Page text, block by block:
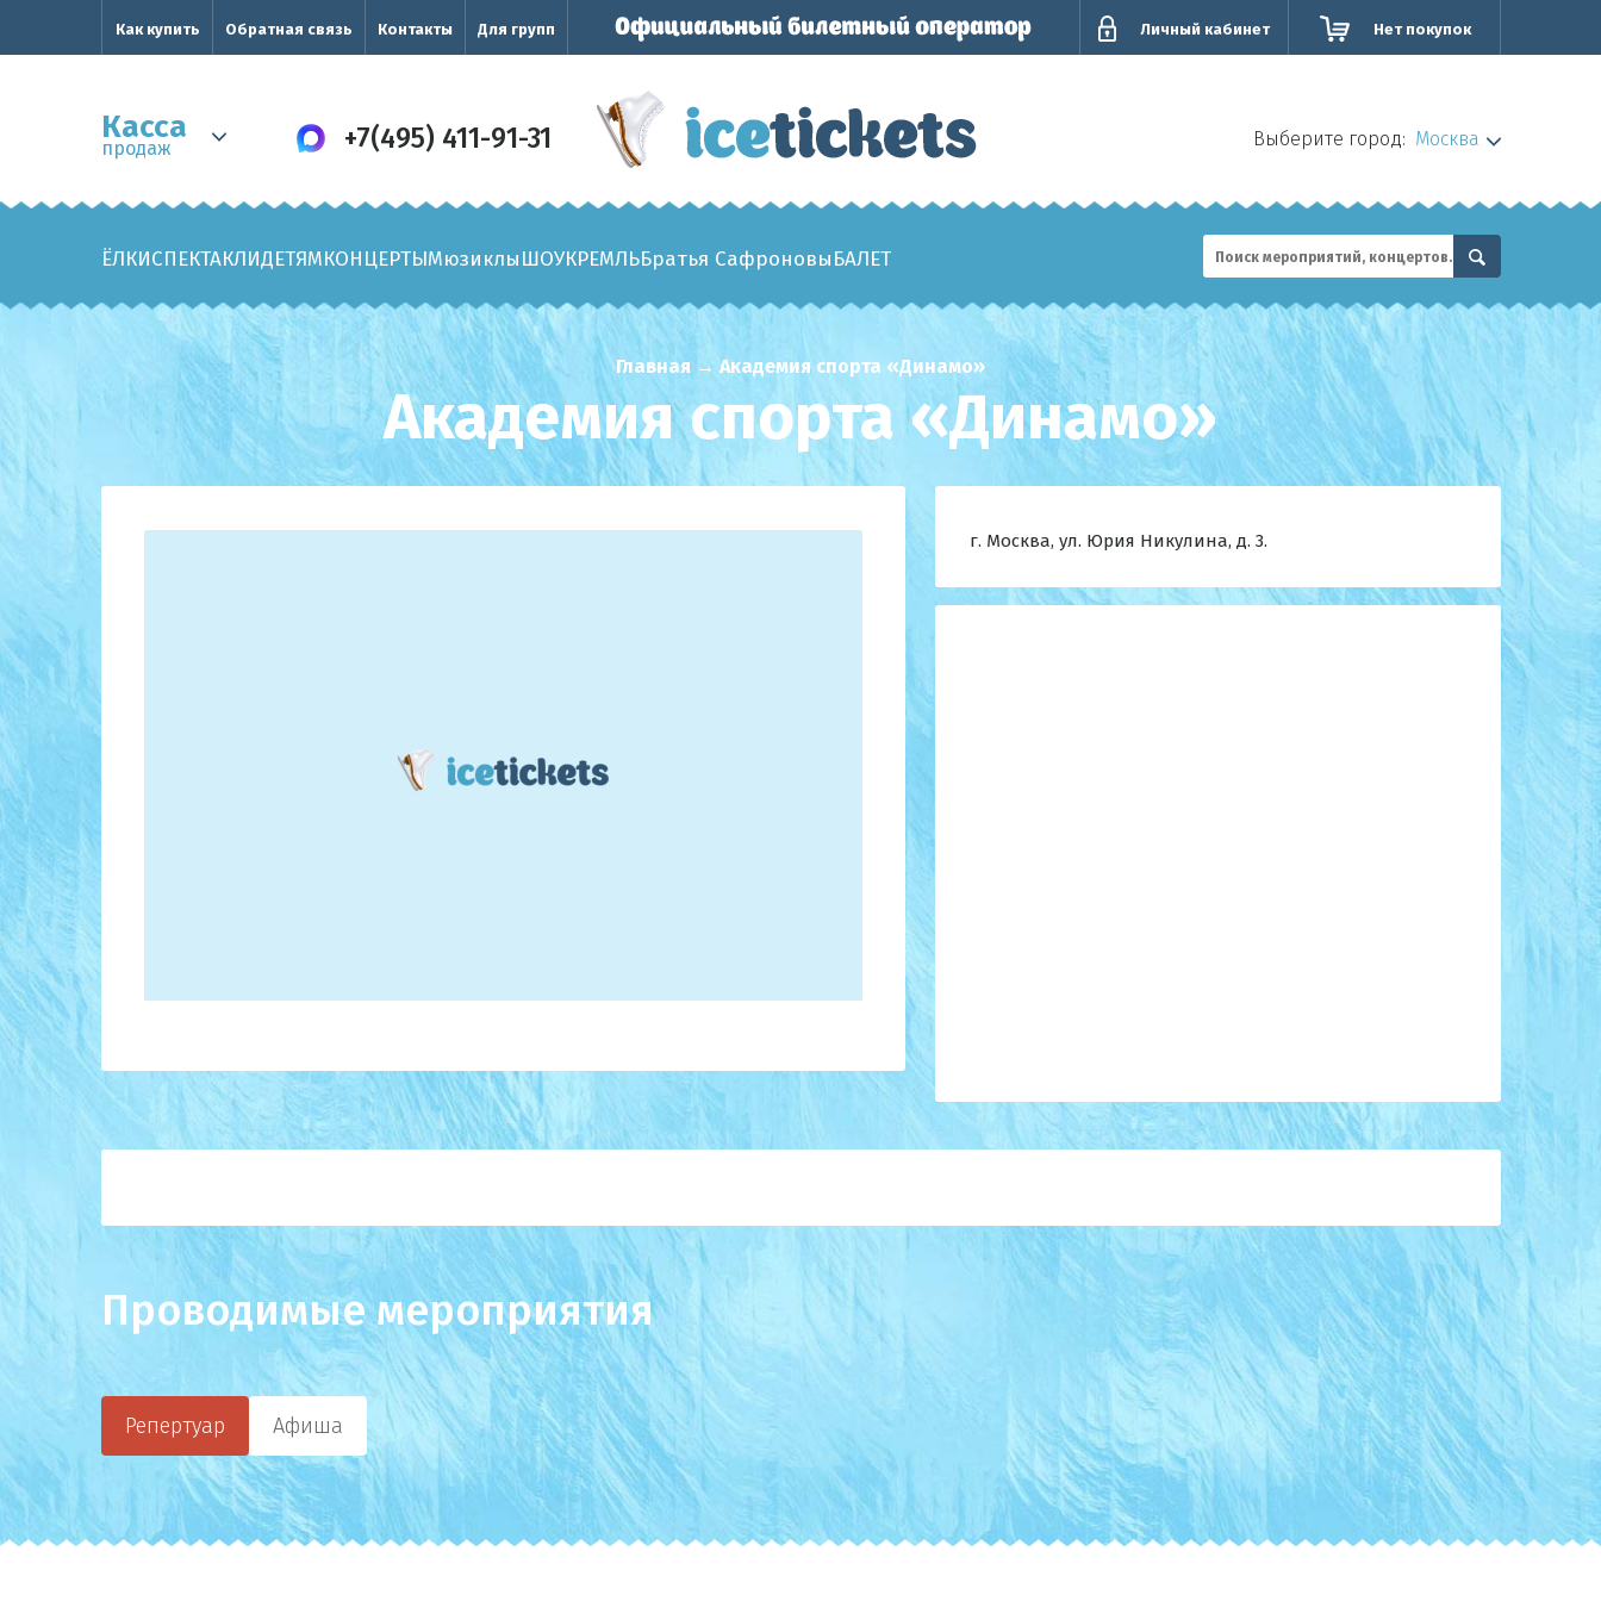
Как купить Обратная связь Контакты Для групп Личный кабинет Нет покупок
Касса
продаж +7(495) 411-91-31 Выберите город: Москва
ЁЛКИСПЕКТАКЛИДЕТЯМКОНЦЕРТЫМюзиклыШОУКРЕМЛЬБратья СафроновыБАЛЕТ
Главная → Академия спорта «Динамо»
Академия спорта «Динамо»
г. Москва, ул. Юрия Никулина, д. 3.
Проводимые мероприятия
Репертуар Афиша